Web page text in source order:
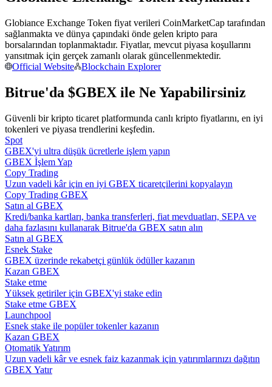
Bilgi
Ticaret bilgileri vb. dahil olmak üzere büyük veri analizi.
Rehber
Vadeli İşlemler Başlangıç Kılavuzu
Globiance Exchange Token fiyat verileri CoinMarketCap tarafından
sağlanmakta ve dünya çapındaki önde gelen kripto para
borsalarından toplanmaktadır. Fiyatlar, mevcut piyasa koşullarını
yansıtmak için gerçek zamanlı olarak güncellenmektedir.
Official Website
Blockchain Explorer
Bitrue'da $GBEX ile Ne Yapabilirsiniz
Güvenli bir kripto ticaret platformunda canlı kripto fiyatlarını, en iyi
tokenleri ve piyasa trendlerini keşfedin.
Spot
GBEX'yi ultra düşük ücretlerle işlem yapın
GBEX İşlem Yap
Copy Trading
Uzun vadeli kâr için en iyi GBEX ticaretçilerini kopyalayın
Copy Trading GBEX
Satın al GBEX
Kredi/banka kartları, banka transferleri, fiat mevduatları, SEPA ve
daha fazlasını kullanarak Bitrue'da GBEX satın alın
Satın al GBEX
Esnek Stake
GBEX üzerinde rekabetçi günlük ödüller kazanın
Kazan GBEX
Stake etme
Yüksek getiriler için GBEX'yi stake edin
Stake etme GBEX
Launchpool
Esnek stake ile popüler tokenler kazanın
Kazan GBEX
Otomatik Yatırım
Uzun vadeli kâr ve esnek faiz kazanmak için yatırımlarınızı dağıtın
GBEX Yatır